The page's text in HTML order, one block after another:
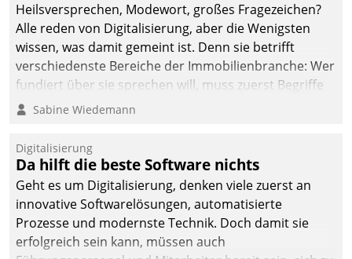
Heilsversprechen, Modewort, großes Fragezeichen?
Alle reden von Digitalisierung, aber die Wenigsten
wissen, was damit gemeint ist. Denn sie betrifft
verschiedenste Bereiche der Immobilienbranche: Wer
fundiert über sie sprechen will, muss zuerst Begriffe
klären. Ein Aspekt ist die betriebliche Optimierung:
Einsparungen durch optimierte und automatisierte
Prozesse. Doch man darf nicht zu viel erwarten: Allein
mit der Einführung einer neuen Software ist es nicht
getan. Die Digitalisierung erfordert von Unternehmen
die Bereitschaft, sich zu überprüfen, zu hinterfragen
und zu verändern.
Sabine Wiedemann
Digitalisierung
Da hilft die beste Software nichts
Geht es um Digitalisierung, denken viele zuerst an
innovative Softwarelösungen, automatisierte
Prozesse und modernste Technik. Doch damit sie
erfolgreich sein kann, müssen auch